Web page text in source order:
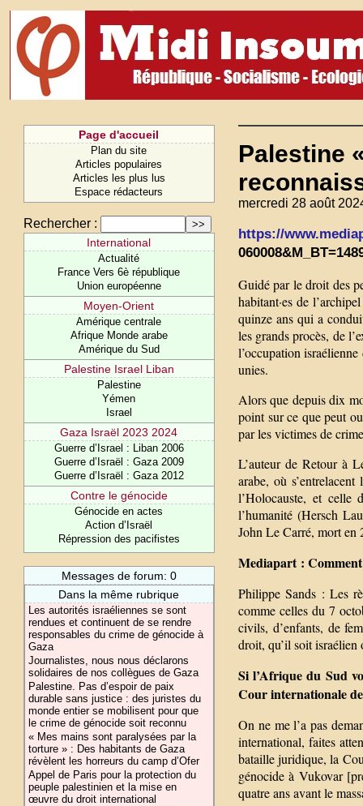
Page d'accueil
Plan du site
Articles populaires
Articles les plus lus
Espace rédacteurs
Rechercher :
International
Actualité
France Vers 6è république
Union européenne
Moyen-Orient
Amérique centrale
Afrique Monde arabe
Amérique du Sud
Palestine Israel Liban
Palestine
Yémen
Israel
Gaza Israël 2023 2024
Guerre d’Israel : Liban 2006
Guerre d’Israël : Gaza 2009
Guerre d’Israël : Gaza 2012
Contre le génocide
Génocide en actes
Action d’Israël
Répression des pacifistes
Messages de forum: 0
Dans la même rubrique
Les autorités israéliennes se sont
rendues et continuent de se rendre
responsables du crime de génocide à
Gaza
Journalistes, nous nous déclarons
solidaires de nos collègues de Gaza
Palestine. Pas d’espoir de paix
durable sans justice : des juristes du
monde entier se mobilisent pour que
le crime de génocide soit reconnu
« Mes mains sont paralysées par la
torture » : Des habitants de Gaza
révèlent les horreurs du camp d’Ofer
Appel de Paris pour la protection du
peuple palestinien et la mise en
œuvre du droit international
Palestine
mercredi 28 août
https://
Guidé par le droit des
habitant·es de
quinze ans qui a
les grands procès, de
l’occupation
unies.
Alors que depuis dix
point sur ce que peut
par les victimes de
L’auteur de Retour à
arabe, où
l’Holocauste, et
l’humanité (Hersch
John Le Carré, mort en
Mediapart : Comment
Philippe Sands : Les
comme celles du 7
civils, d’enfants, de
droit, qu’il soit israélien
Si l’Afrique du Sud
Cour internationale
On ne me l’a pas
international, faites
bataille juridique, la
génocide à Vukovar
quatre ans avant le